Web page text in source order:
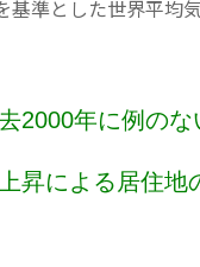
準とした世界平均
2000年に例の
昇による居住